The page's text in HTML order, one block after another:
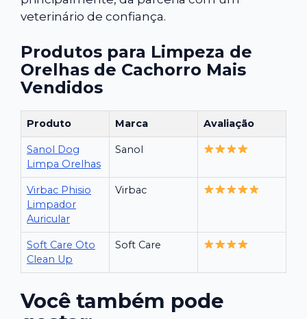
veterinário de confiança.
Produtos para Limpeza de
Orelhas de Cachorro Mais
Vendidos
Produto Marca Avaliação
Sanol Dog
Limpa Orelhas
Sanol
Virbac Phisio
Limpador
Auricular
Virbac
Soft Care Oto
Clean Up
Soft Care
Você também pode